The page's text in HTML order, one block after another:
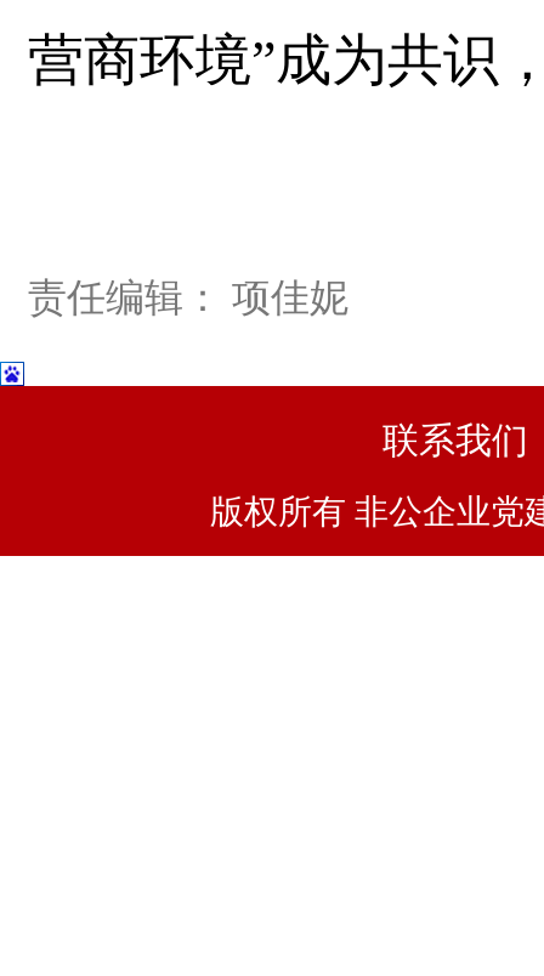
营商环境”成为共识
责任编辑： 项佳妮
联系我们
版权所有 非公企业党